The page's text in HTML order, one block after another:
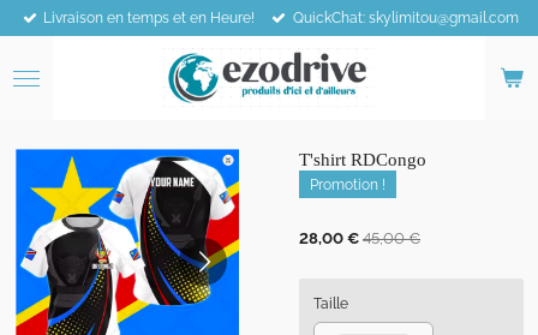
Passer
principal
Livraison en temps et en Heure! QuickChat: skylimitou@gmail.com
T'shirt RDCongo
Promotion !
28,00 € 45,00 €
Taille